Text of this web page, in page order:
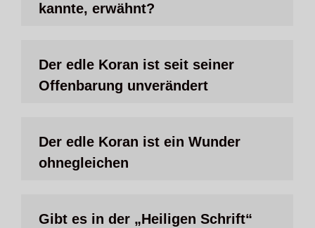
kannte, erwähnt?
Der edle Koran ist seit seiner
Offenbarung unverändert
Der edle Koran ist ein Wunder
ohnegleichen
Gibt es in der „Heiligen Schrift“